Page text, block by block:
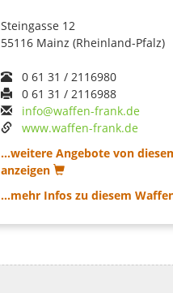
Steingasse 12
55116 Mainz (Rheinland-Pfalz)
0 61 31 / 2116980
0 61 31 / 2116988
info@waffen-frank.de
www.waffen-frank.de
...weitere Angebote von
anzeigen
...mehr Infos zu diesem